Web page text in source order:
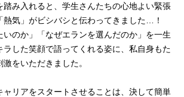
踏み入れると、学生さんたちの心地よい緊張
熱気」がビシバシと伝わってきました…！
いのか」「なぜエランを選んだのか」を一生
ラした笑顔で語ってくれる姿に、私自身もた
をいただきました。
ャリアをスタートさせることは、決して簡単